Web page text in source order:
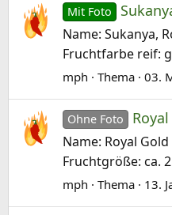
Mit Foto
Name: Sukanya,
Fruchtfarbe reif:
mph Thema 03.
Ohne Foto
Name: Royal
Fruchtgröße: ca.
mph Thema 13.